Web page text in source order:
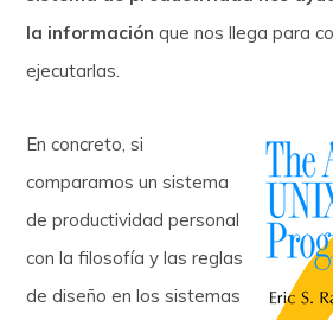
la información que nos llega para
ejecutarlas.
En concreto, si
comparamos un sistema
de productividad personal
con la filosofía y las reglas
de diseño en los sistemas